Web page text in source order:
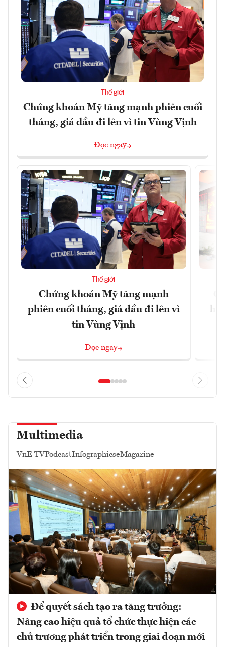
Thế giới
Chứng khoán Mỹ tăng mạnh phiên cuối
tháng, giá dầu đi lên vì tin Vùng Vịnh
Đọc ngay
Thế giới
Chứng khoán Mỹ tăng mạnh
phiên cuối tháng, giá dầu đi lên vì
tin Vùng Vịnh
Đọc ngay
Multimedia
VnE TVPodcastInfographicseMagazine
Để quyết sách tạo ra tăng trưởng:
Nâng cao hiệu quả tổ chức thực hiện các
chủ trương phát triển trong giai đoạn mới